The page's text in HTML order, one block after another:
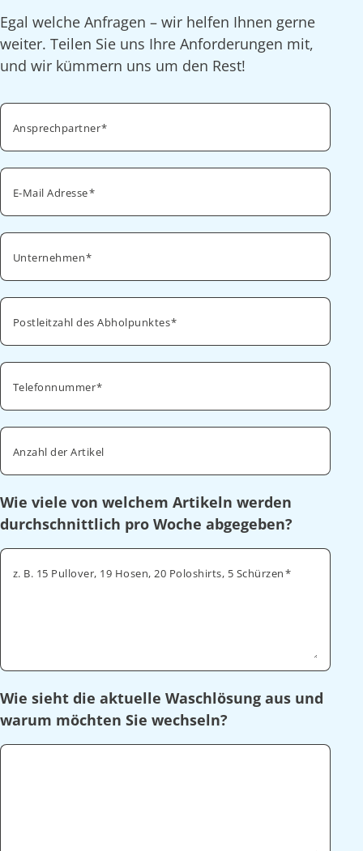
Egal welche Anfragen – wir helfen Ihnen gerne
weiter. Teilen Sie uns Ihre Anforderungen mit,
und wir kümmern uns um den Rest!
Ansprechpartner
E-Mail Adresse
Unternehmen
Postleitzahl des Abholpunktes
Telefonnummer
Anzahl der Artikel
Wie viele von welchem Artikeln werden
durchschnittlich pro Woche abgegeben?
z. B. 15 Pullover, 19 Hosen, 20 Poloshirts, 5 Schürzen
Wie sieht die aktuelle Waschlösung aus und
warum möchten Sie wechseln?